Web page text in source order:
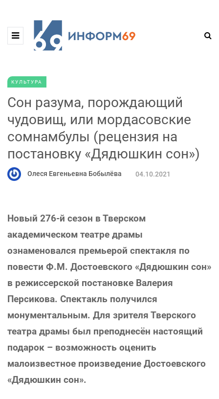
КУЛЬТУРА
Сон разума, порождающий
чудовищ, или мордасовские
сомнамбулы (рецензия на
постановку «Дядюшкин сон»)
Олеся Евгеньевна Бобылёва 04.10.2021
Новый 276-й сезон в Тверском
академическом театре драмы
ознаменовался премьерой спектакля по
повести Ф.М. Достоевского «Дядюшкин сон»
в режиссерской постановке Валерия
Персикова. Спектакль получился
монументальным. Для зрителя Тверского
театра драмы был преподнесён настоящий
подарок – возможность оценить
малоизвестное произведение Достоевского
«Дядюшкин сон».